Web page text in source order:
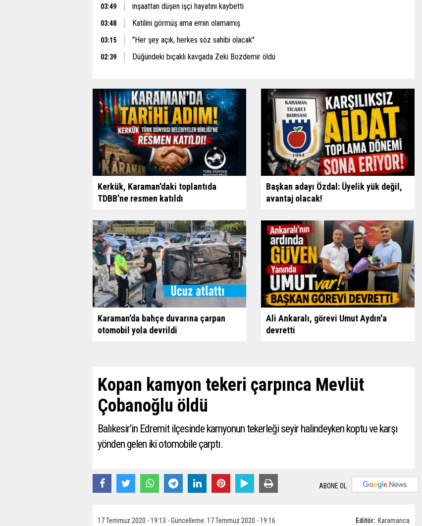
03:49 inşaattan düşen işçi hayatını kaybetti
03:48 Katilini görmüş ama emin olamamış
03:15 ''Her şey açık, herkes söz sahibi olacak''
02:39 Düğündeki bıçaklı kavgada Zeki Bozdemir öldü
Kerkük, Karaman'daki toplantıda
TDBB'ne resmen katıldı
Başkan adayı Özdal: Üyelik yük değil,
avantaj olacak!
Karaman'da bahçe duvarına çarpan
otomobil yola devrildi
Ali Ankaralı, görevi Umut Aydın'a
devretti
Kopan kamyon tekeri çarpınca Mevlüt
Çobanoğlu öldü
Balıkesir'in Edremit ilçesinde kamyonun tekerleği seyir halindeyken koptu ve karşı
yönden gelen iki otomobile çarptı.
ABONE OL
Editör: Karamanca
17 Temmuz 2020 - 19:13 - Güncelleme: 17 Temmuz 2020 - 19:16